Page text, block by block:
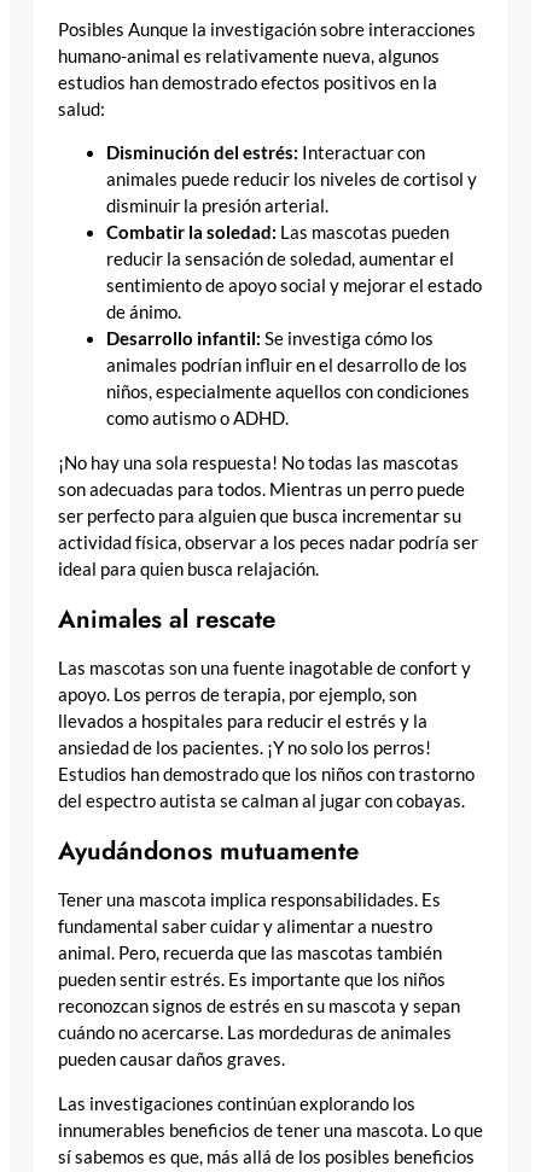
Posibles Aunque la investigación sobre interacciones
humano-animal es relativamente nueva, algunos
estudios han demostrado efectos positivos en la
salud:
Disminución del estrés: Interactuar con
animales puede reducir los niveles de cortisol y
disminuir la presión arterial.
Combatir la soledad: Las mascotas pueden
reducir la sensación de soledad, aumentar el
sentimiento de apoyo social y mejorar el estado
de ánimo.
Desarrollo infantil: Se investiga cómo los
animales podrían influir en el desarrollo de los
niños, especialmente aquellos con condiciones
como autismo o ADHD.
¡No hay una sola respuesta! No todas las mascotas
son adecuadas para todos. Mientras un perro puede
ser perfecto para alguien que busca incrementar su
actividad física, observar a los peces nadar podría ser
ideal para quien busca relajación.
Animales al rescate
Las mascotas son una fuente inagotable de confort y
apoyo. Los perros de terapia, por ejemplo, son
llevados a hospitales para reducir el estrés y la
ansiedad de los pacientes. ¡Y no solo los perros!
Estudios han demostrado que los niños con trastorno
del espectro autista se calman al jugar con cobayas.
Ayudándonos mutuamente
Tener una mascota implica responsabilidades. Es
fundamental saber cuidar y alimentar a nuestro
animal. Pero, recuerda que las mascotas también
pueden sentir estrés. Es importante que los niños
reconozcan signos de estrés en su mascota y sepan
cuándo no acercarse. Las mordeduras de animales
pueden causar daños graves.
Las investigaciones continúan explorando los
innumerables beneficios de tener una mascota. Lo que
sí sabemos es que, más allá de los posibles beneficios